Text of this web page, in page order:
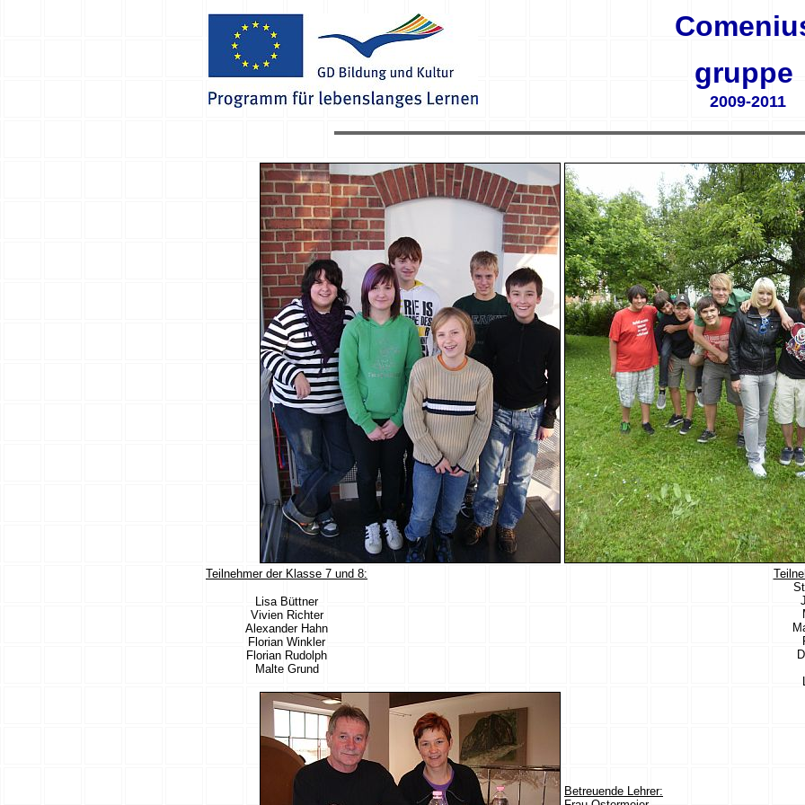
gruppe
2009-2011
Teilnehmer der Klasse 7 und 8:
Lisa Büttner
Vivien Richter
Alexander Hahn
Florian Winkler
Florian Rudolph
Malte Grund
Betreuende Lehrer: